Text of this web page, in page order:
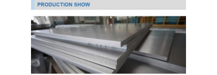
304 roestvrij staalplaat
304 roestvrij staalpijp
316L roestvrij staalplaat
316L roestvrijstalen buis